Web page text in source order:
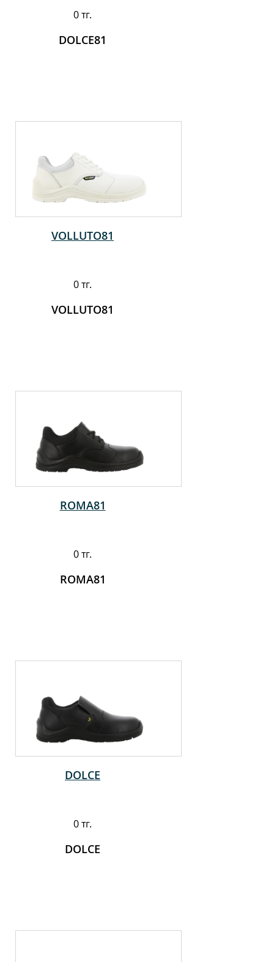
0 тг.
DOLCE81
VOLLUTO81
0 тг.
VOLLUTO81
ROMA81
0 тг.
ROMA81
DOLCE
0 тг.
DOLCE